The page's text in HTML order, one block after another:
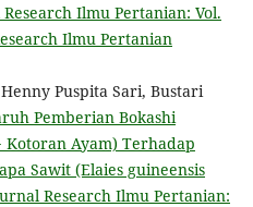
Ilmu Pertanian: Vol.
Ilmu Pertanian
Puspita Sari, Bustari
Pemberian Bokashi
Kotoran Ayam) Terhadap
Sawit (Elaies guineensis
Research Ilmu Pertanian: